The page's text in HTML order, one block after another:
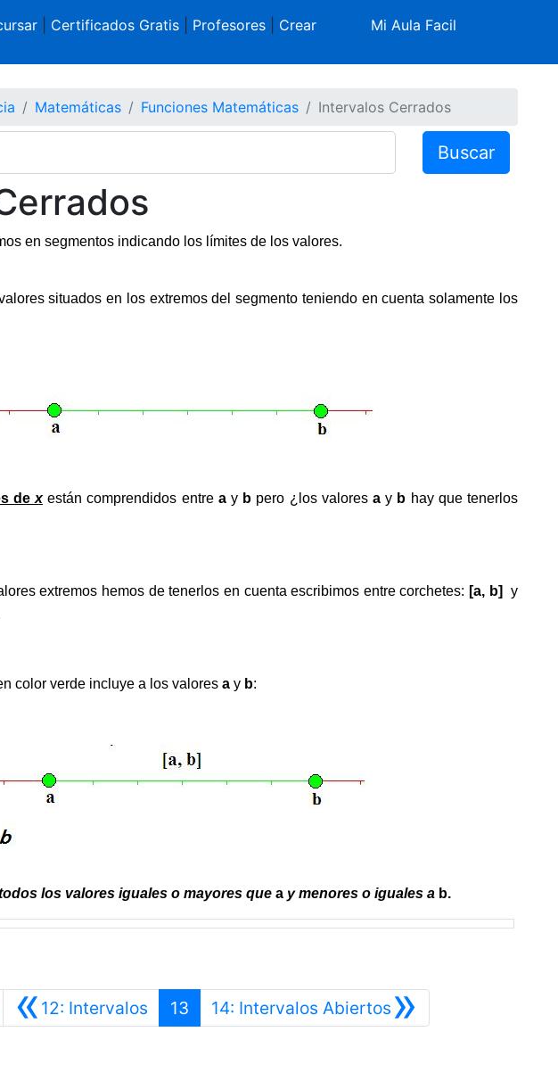
| Certificados Gratis| Profesores| Crear
Mi Aula Facil
Matemáticas Funciones Matemáticas Intervalos Cerrados
Buscar
en segmentos indicando los límites de los valores.
situados en los extremos del segmento teniendo en cuenta solamente los
de xestán comprendidos entre ay b pero ¿los valores ay b hay que tenerlos
extremos hemos de tenerlos en cuenta escribimos entre corchetes: [a, b]
y
color verde incluye a los valores a y b:
los valores iguales o mayores que a y menores o iguales a b.
«12: IntervalosAnterior
13 »
14: Intervalos AbiertosSiguiente